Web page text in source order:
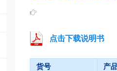
点击下载说明书
货号 产